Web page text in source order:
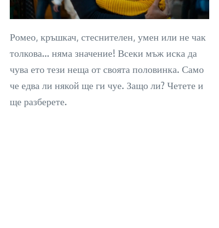
Ромео, кръшкач, стеснителен, умен или не чак
толкова… няма значение! Всеки мъж иска да
чува ето тези неща от своята половинка. Само
че едва ли някой ще ги чуе. Защо ли? Четете и
ще разберете.